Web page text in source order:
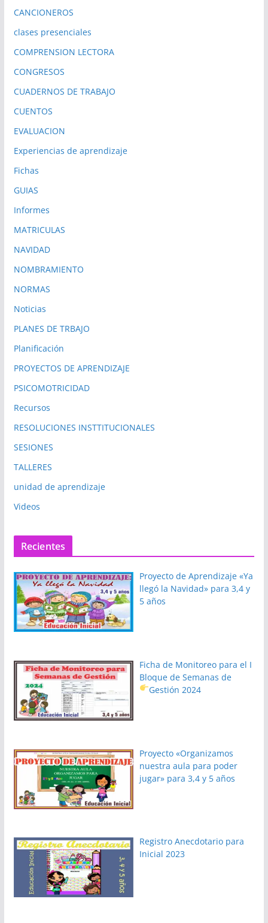
CANCIONEROS
clases presenciales
COMPRENSION LECTORA
CONGRESOS
CUADERNOS DE TRABAJO
CUENTOS
EVALUACION
Experiencias de aprendizaje
Fichas
GUIAS
Informes
MATRICULAS
NAVIDAD
NOMBRAMIENTO
NORMAS
Noticias
PLANES DE TRBAJO
Planificación
PROYECTOS DE APRENDIZAJE
PSICOMOTRICIDAD
Recursos
RESOLUCIONES INSTTITUCIONALES
SESIONES
TALLERES
unidad de aprendizaje
Videos
Recientes
Proyecto de Aprendizaje «Ya
llegó la Navidad» para 3,4 y
5 años
Ficha de Monitoreo para el I
Bloque de Semanas de
Gestión 2024
Proyecto «Organizamos
nuestra aula para poder
jugar» para 3,4 y 5 años
Registro Anecdotario para
Inicial 2023